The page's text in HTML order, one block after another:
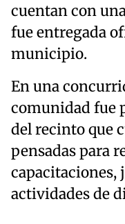
cuentan con
fue entregada
municipio.
En una
comunidad fue
del recinto que
pensadas para
capacitaciones,
actividades de